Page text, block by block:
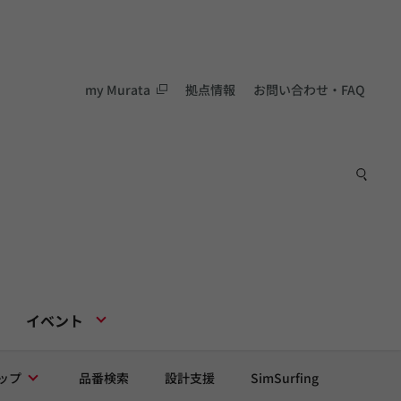
my Murata 拠点情報 お問い合わせ・FAQ
イベント
プ 品番検索 設計支援 SimSurfing